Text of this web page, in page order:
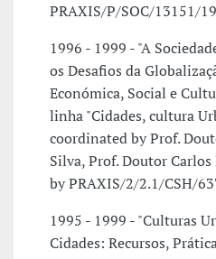
PRAXIS/P/SOC/13151/
1996 - 1999 - "A
os Desafios da
Económica, Social e
linha "Cidades, cultura
coordinated by Prof.
Silva, Prof. Doutor
by PRAXIS/2/2.1/CSH/
1995 - 1999 - "Culturas
Cidades: Recursos,